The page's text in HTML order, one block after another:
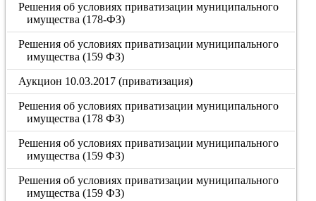
Решения об условиях приватизации муниципального
имущества (178-ФЗ)
Решения об условиях приватизации муниципального
имущества (159 ФЗ)
Аукцион 10.03.2017 (приватизация)
Решения об условиях приватизации муниципального
имущества (178 ФЗ)
Решения об условиях приватизации муниципального
имущества (159 ФЗ)
Решения об условиях приватизации муниципального
имущества (159 ФЗ)